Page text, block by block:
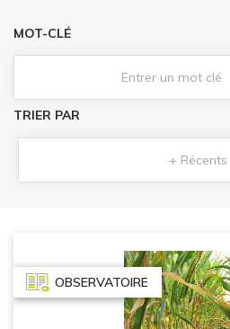
MOT-CLÉ
TRIER PAR
OBSERVATOIRE